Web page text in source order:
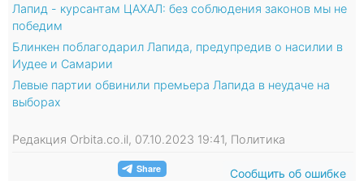
Лапид - курсантам ЦАХАЛ: без соблюдения законов мы не
победим
Блинкен поблагодарил Лапида, предупредив о насилии в
Иудее и Самарии
Левые партии обвинили премьера Лапида в неудаче на
выборах
Редакция Orbita.co.il, 07.10.2023 19:41, Политика
Сообщить об ошибке